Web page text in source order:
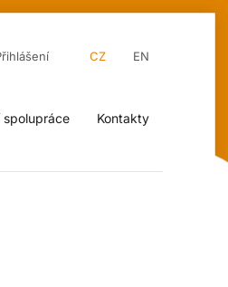
CZ EN
spolupráce Kontakty